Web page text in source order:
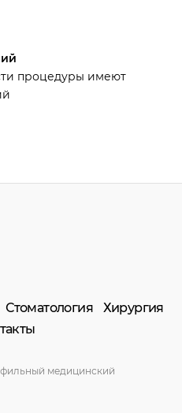
процедуры имеют
Стоматология
Хирургия
медицинский